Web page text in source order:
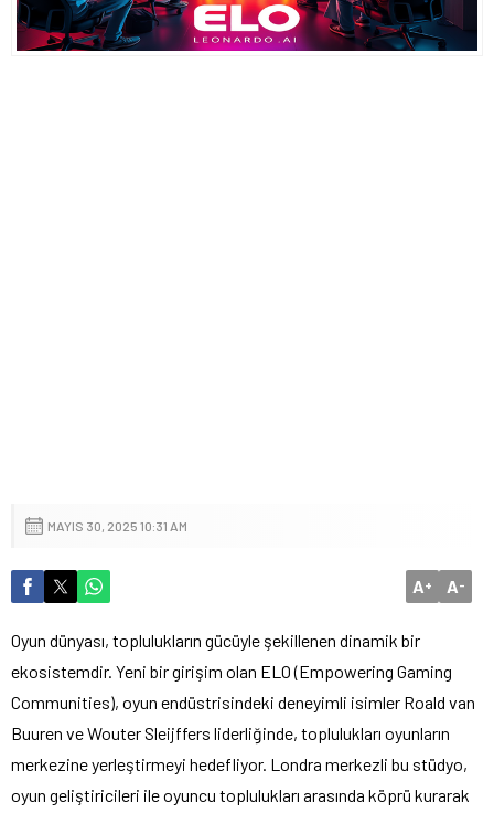
MAYIS 30, 2025 10:31 AM
A+ A-
Oyun dünyası, toplulukların gücüyle şekillenen dinamik bir
ekosistemdir. Yeni bir girişim olan ELO (Empowering Gaming
Communities), oyun endüstrisindeki deneyimli isimler Roald van
Buuren ve Wouter Sleijffers liderliğinde, toplulukları oyunların
merkezine yerleştirmeyi hedefliyor. Londra merkezli bu stüdyo,
oyun geliştiricileri ile oyuncu toplulukları arasında köprü kurarak